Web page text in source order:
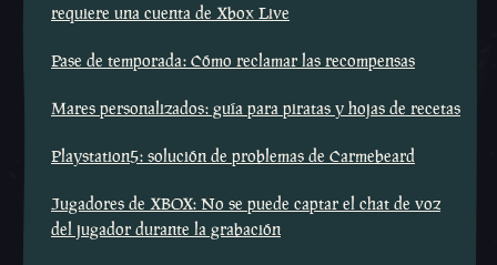
requiere una cuenta de Xbox Live
Pase de temporada: Cómo reclamar las recompensas
Mares personalizados: guía para piratas y hojas de recetas
Playstation5: solución de problemas de Carmebeard
Jugadores de XBOX: No se puede captar el chat de voz
del jugador durante la grabación